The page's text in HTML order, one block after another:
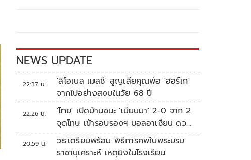
NEWS UPDATE
22:37 น.
'ลิโอเนล เมสซี' สูญเสียคุณพ่อ 'ฮอร์เก'
จากไปอย่างสงบในวัย 68 ปี
22:26 น.
'ไทย' เปิดบ้านชนะ 'เมียนมา' 2-0 จาก 2
จุดโทษ เข้ารอบรองฯ บอลอาเซียน ดวล
'สิงคโปร์'
20:59 น.
วธ.เตรียมพร้อม พิธีการศพในพระบรม
ราชานุเคราะห์ เหตุยิงในโรงเรียน